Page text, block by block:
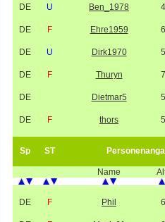
DE U Ben_1978
DE F Ehre1959
DE U Dirk1970
DE F Thuryn
DE Dietmar5
DE F thors
Sp ST
Name
DE F Phil